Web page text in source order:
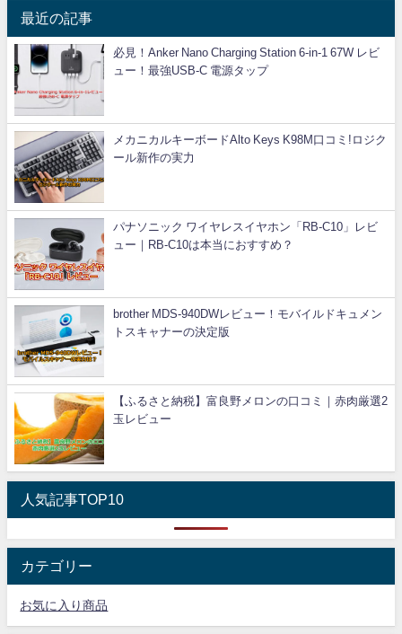
最近の記事
必見！Anker Nano Charging Station 6-in-1 67W レビ
ュー！最強USB-C 電源タップ
メカニカルキーボードAlto Keys K98M口コミ!ロジク
ール新作の実力
パナソニック ワイヤレスイヤホン「RB-C10」レビ
ュー｜RB-C10は本当におすすめ？
brother MDS-940DWレビュー！モバイルドキュメン
トスキャナーの決定版
【ふるさと納税】富良野メロンの口コミ｜赤肉厳選2
玉レビュー
人気記事TOP10
カテゴリー
お気に入り商品